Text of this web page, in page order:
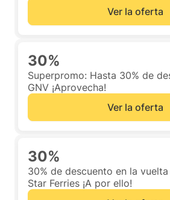
Ver la oferta
30%
Superpromo: Hasta 30% de
GNV ¡Aprovecha!
Ver la oferta
30%
30% de descuento en la
Star Ferries ¡A por ello!